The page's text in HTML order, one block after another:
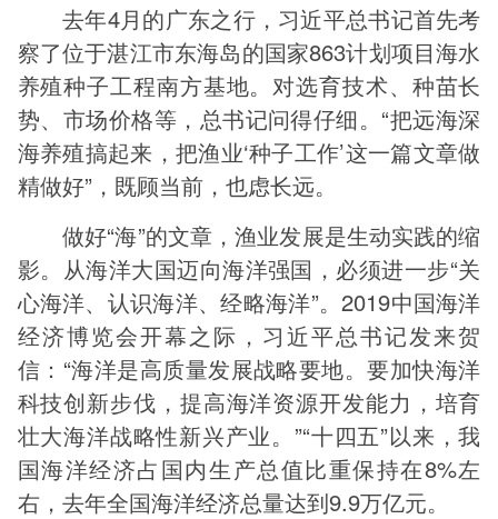
去年4月的广东之行，习近平总书记首先考
察了位于湛江市东海岛的国家863计划项目海水
养殖种子工程南方基地。对选育技术、种苗长
势、市场价格等，总书记问得仔细。“把远海深
海养殖搞起来，把渔业‘种子工作’这一篇文章做
精做好”，既顾当前，也虑长远。
做好“海”的文章，渔业发展是生动实践的缩
影。从海洋大国迈向海洋强国，必须进一步“关
心海洋、认识海洋、经略海洋”。2019中国海洋
经济博览会开幕之际，习近平总书记发来贺
信：“海洋是高质量发展战略要地。要加快海洋
科技创新步伐，提高海洋资源开发能力，培育
壮大海洋战略性新兴产业。”“十四五”以来，我
国海洋经济占国内生产总值比重保持在8%左
右，去年全国海洋经济总量达到9.9万亿元。